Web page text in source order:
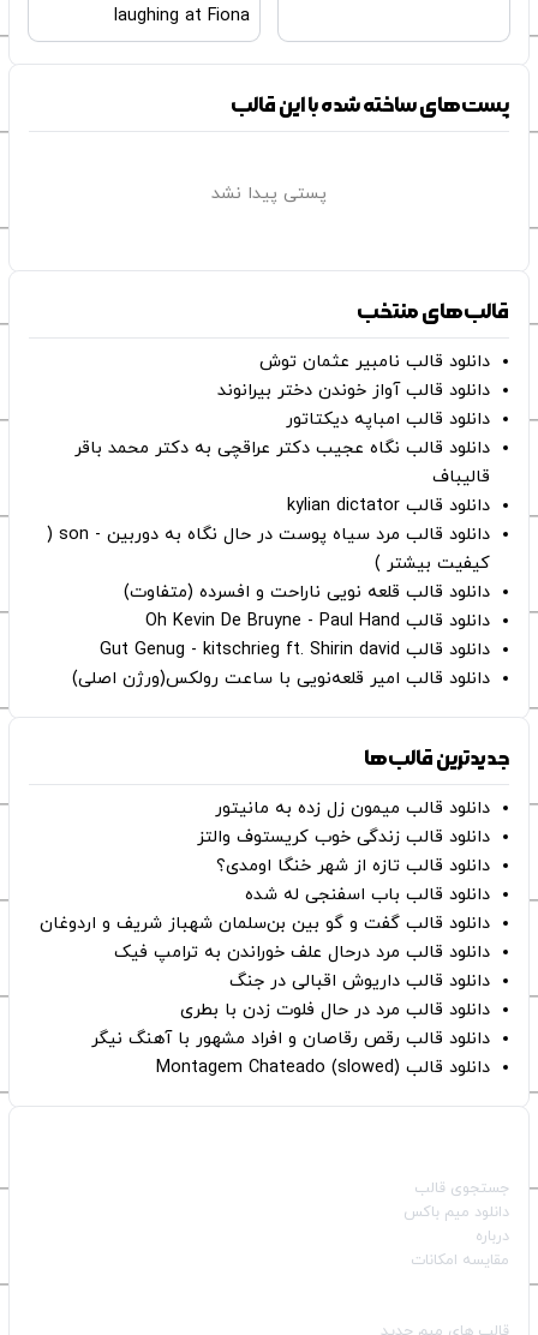
laughing at Fiona
پست‌های ساخته شده با این قالب
پستی پیدا نشد
قالب‌های منتخب
دانلود قالب نامبیر عثمان ‌توش
دانلود قالب آواز خوندن دختر بیرانوند
دانلود قالب امباپه دیکتاتور
دانلود قالب نگاه عجیب دکتر عراقچی به دکتر محمد باقر
قالیباف
دانلود قالب kylian dictator
دانلود قالب مرد سیاه پوست در حال نگاه به دوربین - son (
کیفیت بیشتر )
دانلود قالب قلعه نویی ناراحت و افسرده (متفاوت)
دانلود قالب Oh Kevin De Bruyne - Paul Hand
دانلود قالب Gut Genug - kitschrieg ft. Shirin david
دانلود قالب امیر قلعه‌نویی با ساعت رولکس(ورژن اصلی)
جدیدترین قالب‌ها
دانلود قالب میمون زل زده به مانیتور
دانلود قالب زندگی خوب کریستوف والتز
دانلود قالب تازه از شهر خنگا اومدی؟
دانلود قالب باب اسفنجی له شده
دانلود قالب گفت و گو بین بن‌سلمان شهباز شریف و اردوغان
دانلود قالب مرد درحال علف خوراندن به ترامپ فیک
دانلود قالب داریوش اقبالی در جنگ
دانلود قالب مرد در حال فلوت زدن با بطری
دانلود قالب رقص رقاصان و افراد مشهور با آهنگ نیگر
دانلود قالب Montagem Chateado (slowed)
جستجوی قالب
دانلود میم باکس
درباره
مقایسه امکانات